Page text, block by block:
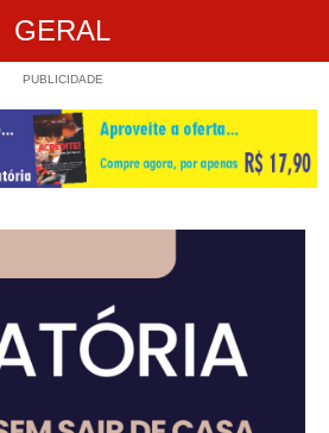
GERAL
PUBLICIDADE